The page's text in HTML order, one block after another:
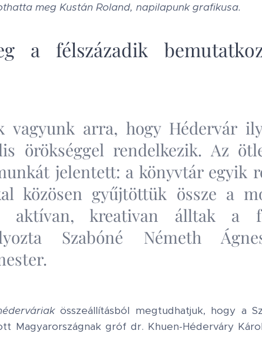
meg Kustán Roland, napilapunk grafikusa.
a félszázadik
vagyunk arra, hogy Hédervár
örökséggel rendelkezik. Az
jelentett: a könyvtár egyik
közösen gyűjtöttük össze a
aktívan, kreativan álltak a
Szabóné Németh
összeállításból megtudhatjuk, hogy a
Magyarországnak gróf dr. Khuen-Héderváry